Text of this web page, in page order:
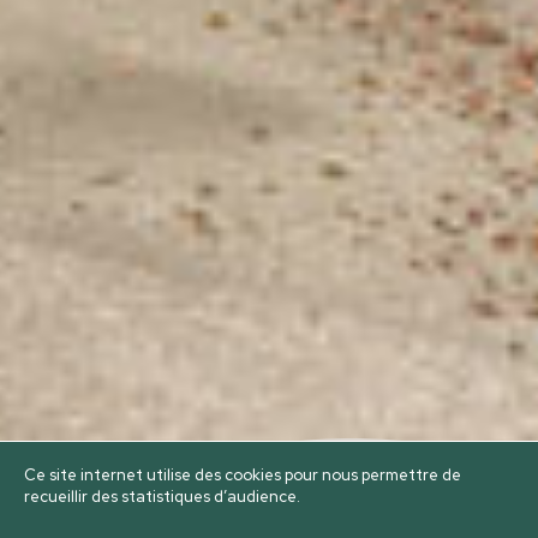
Ce site internet utilise des cookies pour nous permettre de
recueillir des statistiques d’audience.